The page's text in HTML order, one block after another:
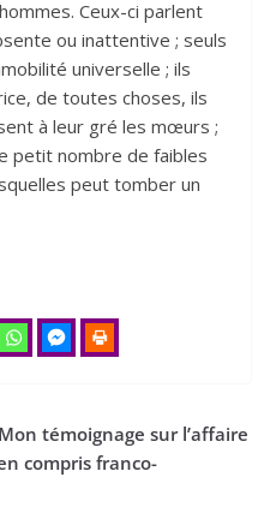
Ceux-ci parlent
ou inattentive ; seuls
universelle ; ils
de toutes choses, ils
à leur gré les mœurs ;
petit nombre de faibles
peut tomber un
témoignage sur l’affaire
compris franco-